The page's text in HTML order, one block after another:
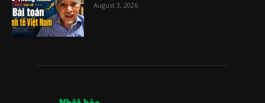
August 3, 2026